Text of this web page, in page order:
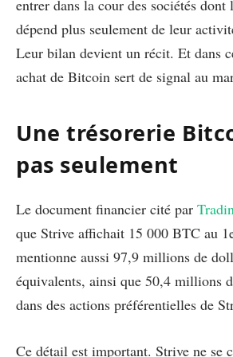
entrer dans la cour des sociétés
dépend plus seulement de leur
Leur bilan devient un récit. Et dans
achat de Bitcoin sert de signal au
Une trésorerie
pas seulement
Le document financier cité par
que Strive affichait 15 000 BTC au
mentionne aussi 97,9 millions de
équivalents, ainsi que 50,4 millions
dans des actions préférentielles de
Ce détail est important. Strive ne se